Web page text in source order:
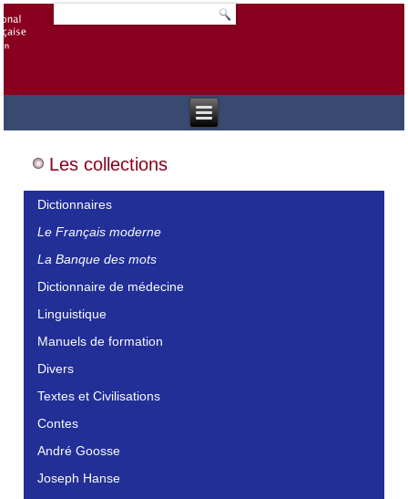
Les collections
Dictionnaires
Le Français moderne
La Banque des mots
Dictionnaire de médecine
Linguistique
Manuels de formation
Divers
Textes et Civilisations
Contes
André Goosse
Joseph Hanse